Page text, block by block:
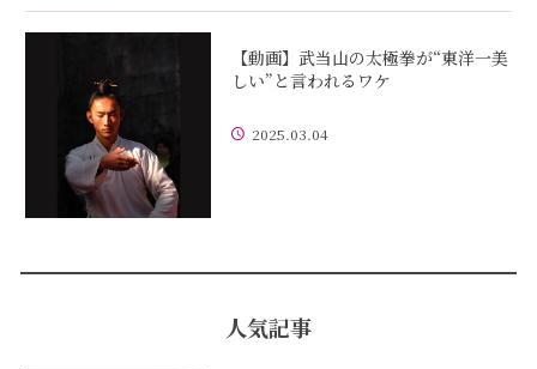
【動画】武当山の太極拳が“東洋一美
しい”と言われるワケ
2025.03.04
人気記事